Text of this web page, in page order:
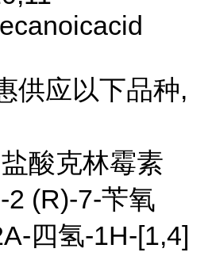
供应以下品种,
酸克林霉素
2 (R)-7-苄氧
四氢-1H-[1,4]